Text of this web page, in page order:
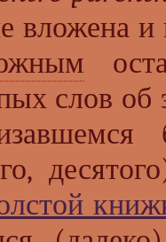
вложена
слов об